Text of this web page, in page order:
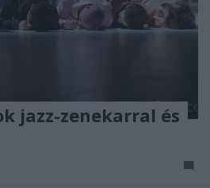
jazz-zenekarral és